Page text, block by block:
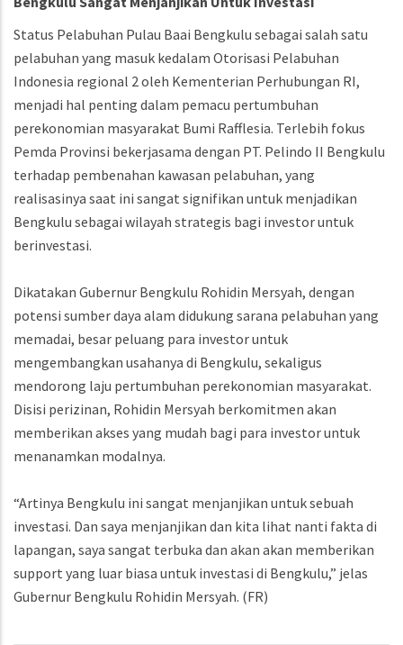
Status Pelabuhan Pulau Baai Bengkulu sebagai salah satu
pelabuhan yang masuk kedalam Otorisasi Pelabuhan
Indonesia regional 2 oleh Kementerian Perhubungan RI,
menjadi hal penting dalam pemacu pertumbuhan
perekonomian masyarakat Bumi Rafflesia. Terlebih fokus
Pemda Provinsi bekerjasama dengan PT. Pelindo II Bengkulu
terhadap pembenahan kawasan pelabuhan, yang
realisasinya saat ini sangat signifikan untuk menjadikan
Bengkulu sebagai wilayah strategis bagi investor untuk
berinvestasi.
Dikatakan Gubernur Bengkulu Rohidin Mersyah, dengan
potensi sumber daya alam didukung sarana pelabuhan yang
memadai, besar peluang para investor untuk
mengembangkan usahanya di Bengkulu, sekaligus
mendorong laju pertumbuhan perekonomian masyarakat.
Disisi perizinan, Rohidin Mersyah berkomitmen akan
memberikan akses yang mudah bagi para investor untuk
menanamkan modalnya.
“Artinya Bengkulu ini sangat menjanjikan untuk sebuah
investasi. Dan saya menjanjikan dan kita lihat nanti fakta di
lapangan, saya sangat terbuka dan akan akan memberikan
support yang luar biasa untuk investasi di Bengkulu,” jelas
Gubernur Bengkulu Rohidin Mersyah. (FR)